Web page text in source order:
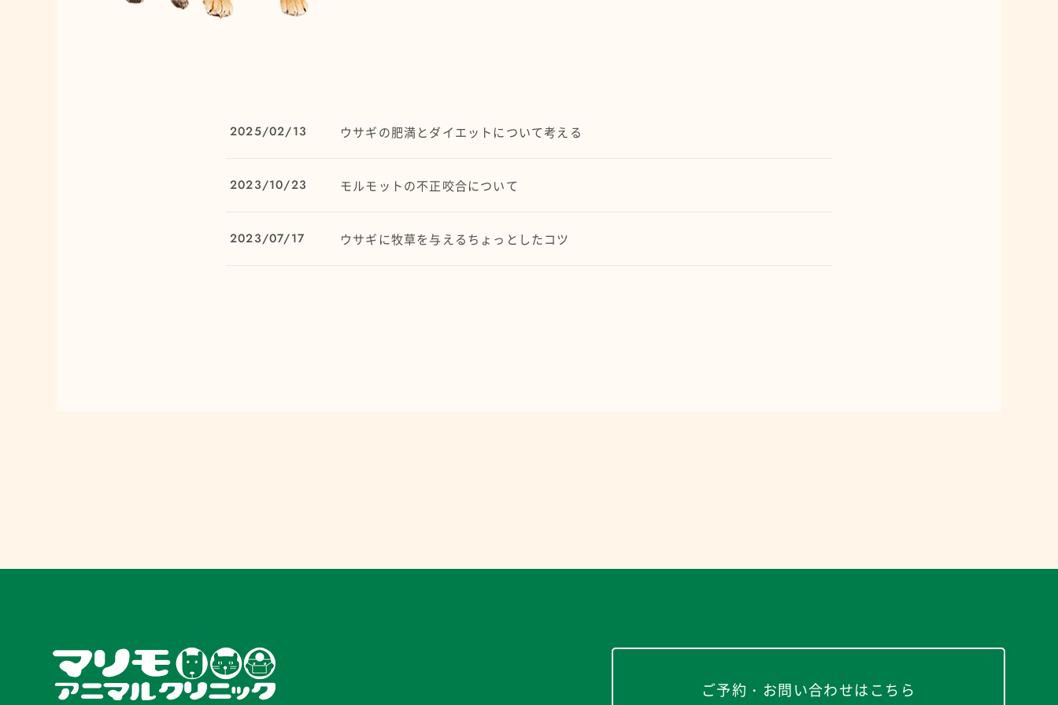
2025/02/13 ウサギの肥満とダイエットについて考える
2023/10/23 モルモットの不正咬合について
2023/07/17 ウサギに牧草を与えるちょっとしたコツ
ご予約・お問い合わせはこちら